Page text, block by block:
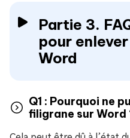
Partie 3.
pour
Word
Q1 : Pourquoi ne
filigrane sur Word